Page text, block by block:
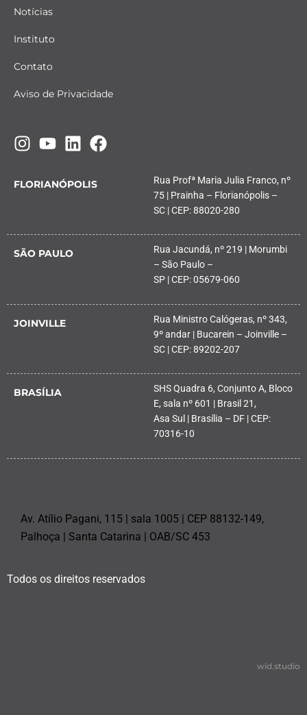
Notícias
Instituto
Contato
Aviso de Privacidade
FLORIANÓPOLIS
Rua Profª Maria Julia Franco, nº
75 | Prainha – Florianópolis –
SC | CEP: 88020-280
SÃO PAULO
Rua Jacundá, nº 219 | Morumbi
– São Paulo –
SP | CEP: 05679-060
JOINVILLE
Rua Ministro Calógeras, nº 343,
9º andar | Bucarein – Joinville –
SC | CEP: 89202-207
BRASÍLIA
SHS Quadra 6, Conjunto A, Bloco
E, sala nº 601 | Brasil 21,
Asa Sul | Brasília – DF | CEP:
70316-10
Av. Atílio Pagani, 115 | sala 1005 | CEP 88132-149,
Palhoça | Santa Catarina | OAB/SC 453
Todos os direitos reservados
wid.studio